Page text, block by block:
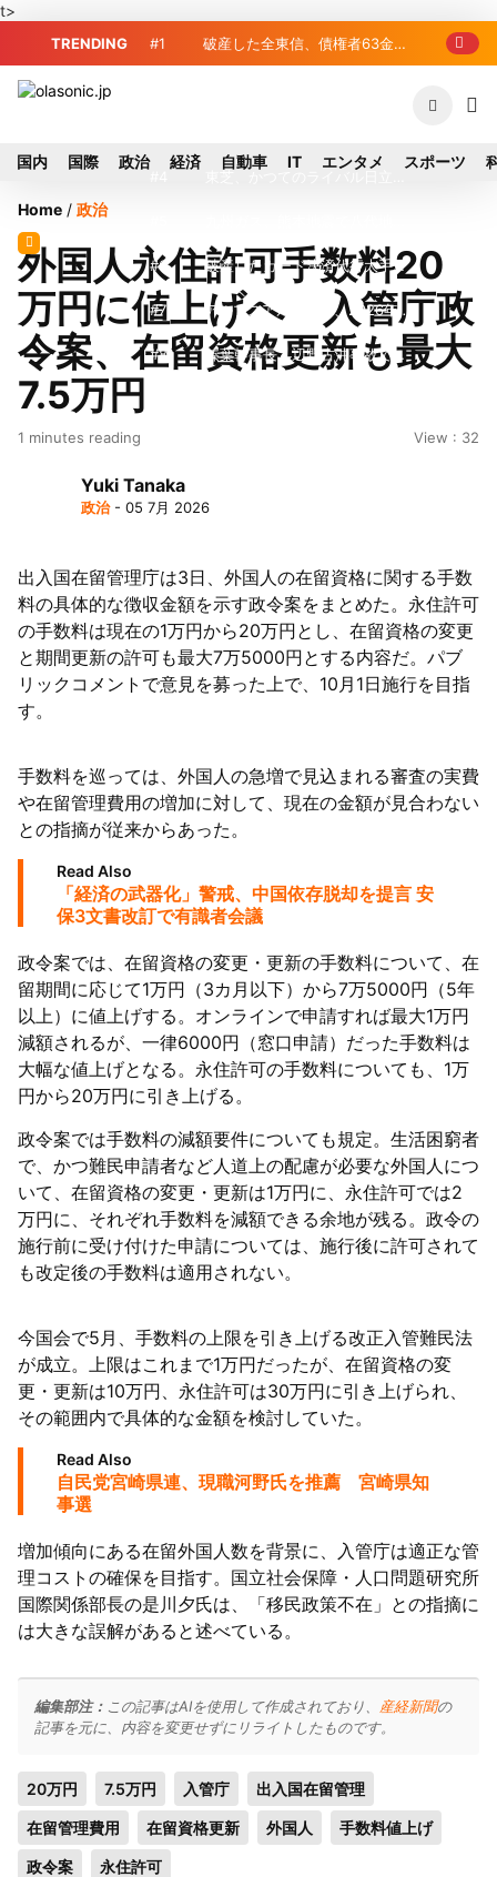
t>
TRENDING #1 破産した全東信、債権者63金融
界良好
のガス供給停止 「2次災害防止」を理
由に
#6 破産したカード決済代行大手
「全東信」債権者リスト公開、金融機関
63者の負債総額は1151億円
#7 アルプスアルパイン、2026年8
月1日付人事異動を発表
#8 榛葉幹事長、辺野古沖事故で
懸念
い出される ギリシャ発航空機が緊急着
国内 国際 政治 経済 自動車 IT エンタメ スポーツ
Home / 政治
外国人永住許可手数料20
万円に値上げへ 入管庁政
令案、在留資格更新も最大
7.5万円
1 minutes reading View : 32
Yuki Tanaka
政治- 05 7月 2026
出入国在留管理庁は3日、外国人の在留資格に関する手数
料の具体的な徴収金額を示す政令案をまとめた。永住許可
の手数料は現在の1万円から20万円とし、在留資格の変更
と期間更新の許可も最大7万5000円とする内容だ。パブ
リックコメントで意見を募った上で、10月1日施行を目指
す。
手数料を巡っては、外国人の急増で見込まれる審査の実費
や在留管理費用の増加に対して、現在の金額が見合わない
との指摘が従来からあった。
Read Also
「経済の武器化」警戒、中国依存脱却を提言 安
保3文書改訂で有識者会議
政令案では、在留資格の変更・更新の手数料について、在
留期間に応じて1万円（3カ月以下）から7万5000円（5年
以上）に値上げする。オンラインで申請すれば最大1万円
減額されるが、一律6000円（窓口申請）だった手数料は
大幅な値上げとなる。永住許可の手数料についても、1万
円から20万円に引き上げる。
政令案では手数料の減額要件についても規定。生活困窮者
で、かつ難民申請者など人道上の配慮が必要な外国人につ
いて、在留資格の変更・更新は1万円に、永住許可では2
万円に、それぞれ手数料を減額できる余地が残る。政令の
施行前に受け付けた申請については、施行後に許可されて
も改定後の手数料は適用されない。
今国会で5月、手数料の上限を引き上げる改正入管難民法
が成立。上限はこれまで1万円だったが、在留資格の変
更・更新は10万円、永住許可は30万円に引き上げられ、
その範囲内で具体的な金額を検討していた。
Read Also
自民党宮崎県連、現職河野氏を推薦 宮崎県知
事選
増加傾向にある在留外国人数を背景に、入管庁は適正な管
理コストの確保を目指す。国立社会保障・人口問題研究所
国際関係部長の是川夕氏は、「移民政策不在」との指摘に
は大きな誤解があると述べている。
編集部注： この記事はAIを使用して作成されており、 産経新聞の
記事を元に、内容を変更せずにリライトしたものです。
20万円 7.5万円 入管庁 出入国在留管理
在留管理費用 在留資格更新 外国人 手数料値上げ
政令案 永住許可